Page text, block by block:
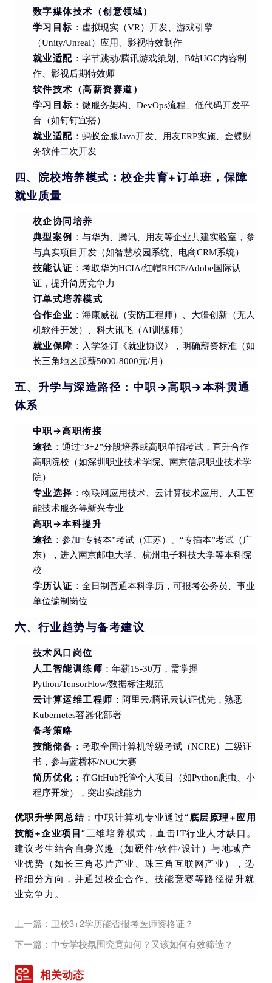
数字媒体技术（创意领域）
学习目标 ：虚拟现实（VR）开发、游戏引擎
（Unity/Unreal）应用、影视特效制作
就业适配 ：字节跳动/腾讯游戏策划、B站UGC内容制
作、影视后期特效师
软件技术（高薪资赛道）
学习目标 ：微服务架构、DevOps流程、低代码开发平
台（如钉钉宜搭）
就业适配 ：蚂蚁金服Java开发、用友ERP实施、金蝶财
务软件二次开发
四、院校培养模式：校企共育+订单班，保障
就业质量
校企协同培养
典型案例 ：与华为、腾讯、用友等企业共建实验室，参
与真实项目开发（如智慧校园系统、电商CRM系统）
技能认证 ：考取华为HCIA/红帽RHCE/Adobe国际认
证，提升简历竞争力
订单式培养模式
合作企业 ：海康威视（安防工程师）、大疆创新（无人
机软件开发）、科大讯飞（AI训练师）
就业保障 ：入学签订《就业协议》，明确薪资标准（如
长三角地区起薪5000-8000元/月）
五、升学与深造路径：中职→高职→本科贯通
体系
中职→高职衔接
途径 ：通过“3+2”分段培养或高职单招考试，直升合作
高职院校（如深圳职业技术学院、南京信息职业技术学
院）
专业选择 ：物联网应用技术、云计算技术应用、人工智
能技术服务等新兴专业
高职→本科提升
途径 ：参加“专转本”考试（江苏）、“专插本”考试（广
东），进入南京邮电大学、杭州电子科技大学等本科院
校
学历认证 ：全日制普通本科学历，可报考公务员、事业
单位编制岗位
六、行业趋势与备考建议
技术风口岗位
人工智能训练师 ：年薪15-30万，需掌握
Python/TensorFlow/数据标注规范
云计算运维工程师 ：阿里云/腾讯云认证优先，熟悉
Kubernetes容器化部署
备考策略
技能储备 ：考取全国计算机等级考试（NCRE）二级证
书，参与蓝桥杯/NOC大赛
简历优化 ：在GitHub托管个人项目（如Python爬虫、小
程序开发），突出实战能力
优职升学网总结 ：中职计算机专业通过“底层原理+应用
技能+企业项目”三维培养模式，直击IT行业人才缺口。
建议考生结合自身兴趣（如硬件/软件/设计）与地域产
业优势（如长三角芯片产业、珠三角互联网产业），选
择细分方向，并通过校企合作、技能竞赛等路径提升就
业竞争力。
上一篇：卫校3+2学历能否报考医师资格证？
下一篇：中专学校氛围究竟如何？又该如何有效筛选？
相关动态